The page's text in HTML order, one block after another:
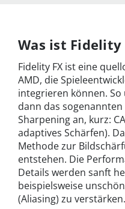
Was ist Fidelity
Fidelity FX ist eine
AMD, die
integrieren können.
dann das
Sharpening an, kurz:
adaptives Schärfen).
Methode zur
entstehen. Die
Details werden sanft
beispielsweise
(Aliasing) zu verstärken.